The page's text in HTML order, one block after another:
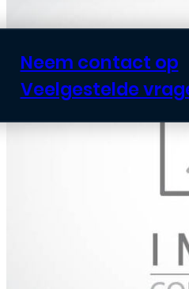
Neem contact op
Veelgestelde